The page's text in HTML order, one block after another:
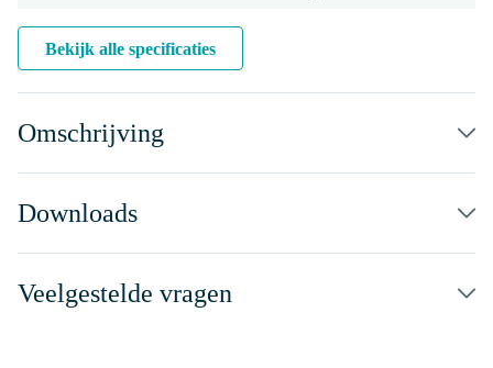
Bekijk alle specificaties
Omschrijving
Downloads
Veelgestelde vragen